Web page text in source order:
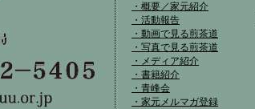
・概要／家元紹介
・活動報告
・動画で見る煎茶道
・写真で見る煎茶道
・メディア紹介
・書籍紹介
・青峰会
・家元メルマガ登録